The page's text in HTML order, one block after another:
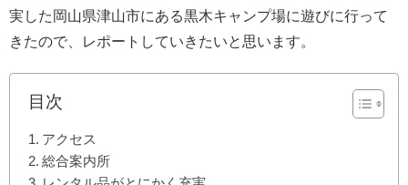
実した岡山県津山市にある黒木キャンプ場に遊びに行って
きたので、レポートしていきたいと思います。
目次
アクセス
総合案内所